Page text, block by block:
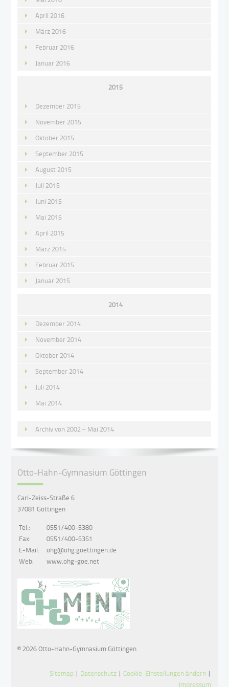
April 2016
März 2016
Februar 2016
Januar 2016
2015
Dezember 2015
November 2015
Oktober 2015
September 2015
August 2015
Juli 2015
Juni 2015
Mai 2015
April 2015
März 2015
Februar 2015
Januar 2015
2014
Dezember 2014
November 2014
Oktober 2014
September 2014
Juli 2014
Mai 2014
Archiv von 2002 – Mai 2014
Otto-Hahn-Gymnasium Göttingen
Carl-Zeiss-Straße 6
37081 Göttingen
Tel.:
0551/400-5380
Fax:
0551/400-5351
E-Mail:
ohg@ohg.goettingen.de
Web:
www.ohg-goe.net
© 2026 Otto-Hahn-Gymnasium Göttingen
Sitemap | Datenschutz |Cookie-Einstellungen ändern |
Impressum